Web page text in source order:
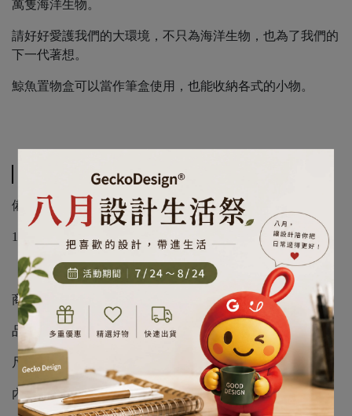
萬隻海洋生物。
請好好愛護我們的大環境，不只為海洋生物，也為了我們的
下一代著想。
鯨魚置物盒可以當作筆盒使用，也能收納各式的小物。
備註：
1.使用17個420ml的回收寶特瓶所製成，100%可回收。
商品規格
品名：QUALY 鯨魚置物盒
尺寸：84x298x92 mm
內容：置物盒x1